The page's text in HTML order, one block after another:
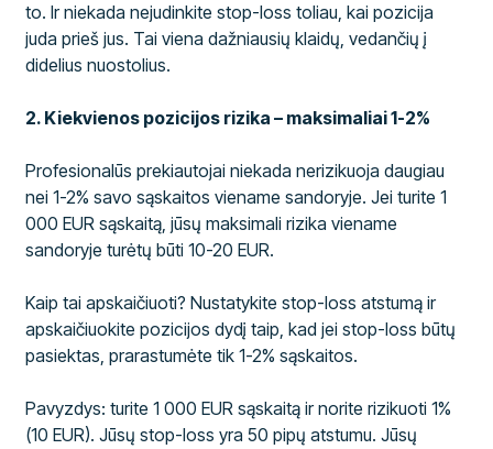
to. Ir niekada nejudinkite stop-loss toliau, kai pozicija
juda prieš jus. Tai viena dažniausių klaidų, vedančių į
didelius nuostolius.
2. Kiekvienos pozicijos rizika – maksimaliai 1-2%
Profesionalūs prekiautojai niekada nerizikuoja daugiau
nei 1-2% savo sąskaitos viename sandoryje. Jei turite 1
000 EUR sąskaitą, jūsų maksimali rizika viename
sandoryje turėtų būti 10-20 EUR.
Kaip tai apskaičiuoti? Nustatykite stop-loss atstumą ir
apskaičiuokite pozicijos dydį taip, kad jei stop-loss būtų
pasiektas, prarastumėte tik 1-2% sąskaitos.
Pavyzdys: turite 1 000 EUR sąskaitą ir norite rizikuoti 1%
(10 EUR). Jūsų stop-loss yra 50 pipų atstumu. Jūsų